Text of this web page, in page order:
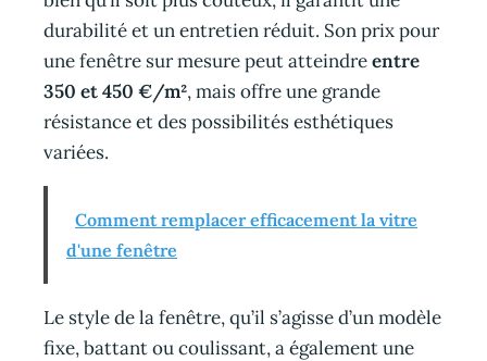
durabilité et un entretien réduit. Son prix pour
une fenêtre sur mesure peut atteindreentre
350 et 450 €/m², mais offre une grande
résistance et des possibilités esthétiques
variées.
Comment remplacer efficacement la vitre
d'une fenêtre
Le style de la fenêtre, qu’il s’agisse d’un modèle
fixe, battant ou coulissant, a également une